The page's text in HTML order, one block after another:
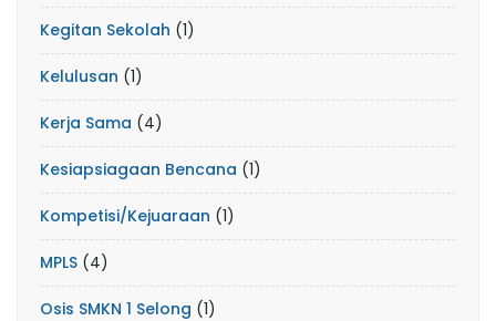
Kegitan Sekolah (1)
Kelulusan (1)
Kerja Sama (4)
Kesiapsiagaan Bencana (1)
Kompetisi/Kejuaraan (1)
MPLS (4)
Osis SMKN 1 Selong (1)